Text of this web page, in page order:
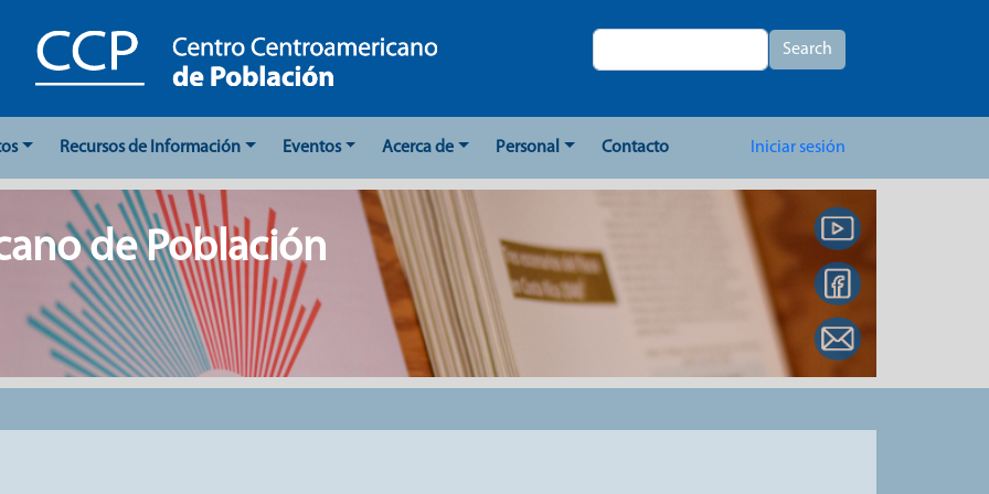
Search
Search
Recursos de Información Eventos Acerca de Personal Contacto User account
Iniciar sesión
de Población